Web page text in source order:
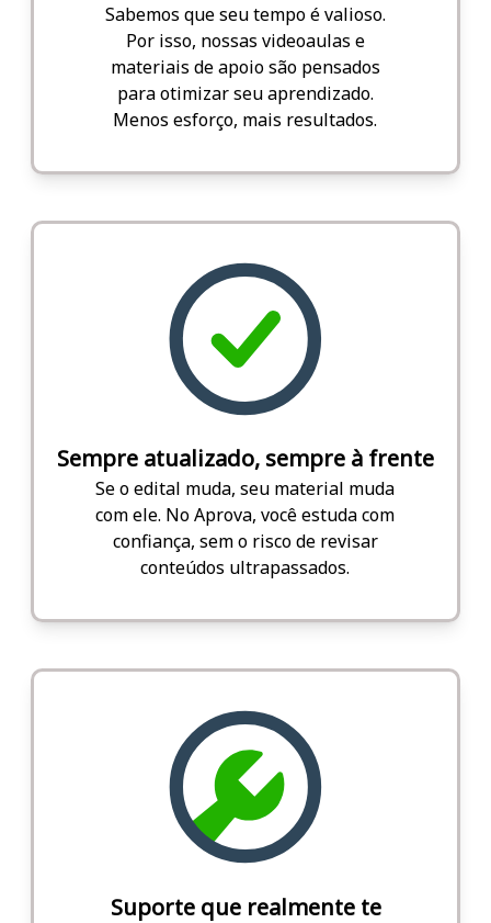
Sabemos que seu tempo é valioso.
Por isso, nossas videoaulas e
materiais de apoio são pensados
para otimizar seu aprendizado.
Menos esforço, mais resultados.
Sempre atualizado, sempre à frente
Se o edital muda, seu material muda
com ele. No Aprova, você estuda com
confiança, sem o risco de revisar
conteúdos ultrapassados.
Suporte que realmente te